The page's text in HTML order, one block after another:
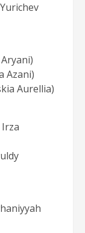
Azani)
Aurellia)